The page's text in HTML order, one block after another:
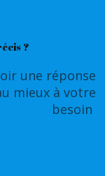
?
une réponse
mieux à votre
besoin